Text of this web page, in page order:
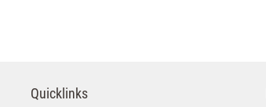
Quicklinks